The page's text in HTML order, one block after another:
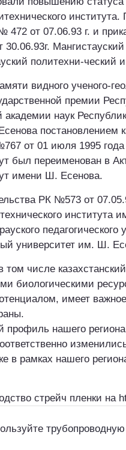
472 от 07.06.93 г. и
политехни-ческий
видного ученого-
премии
наук
постановлением
от 01 июля 1995 года
был переименован в
имени Ш. Есенова.
РК №573 от
института
педагогического
университет им. Ш.
том числе
биологическими
имеет важное
профиль нашего
в рамках нашего
стрейч пленки на